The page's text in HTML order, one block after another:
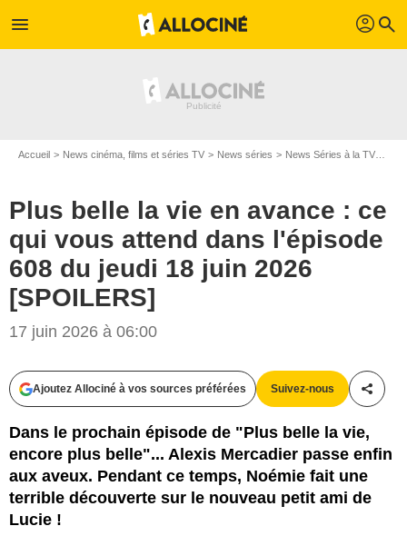
menu profil search
Accueil News cinéma, films et séries TV News séries News Séries à la TV
Plus belle la vie en avance : ce
qui vous attend dans l'épisode
608 du jeudi 18 juin 2026
[SPOILERS]
17 juin 2026 à 06:00
Ajoutez Allociné à vos sources préférées Suivez-nous
Dans le prochain épisode de "Plus belle la vie,
encore plus belle"... Alexis Mercadier passe enfin
aux aveux. Pendant ce temps, Noémie fait une
terrible découverte sur le nouveau petit ami de
Lucie !